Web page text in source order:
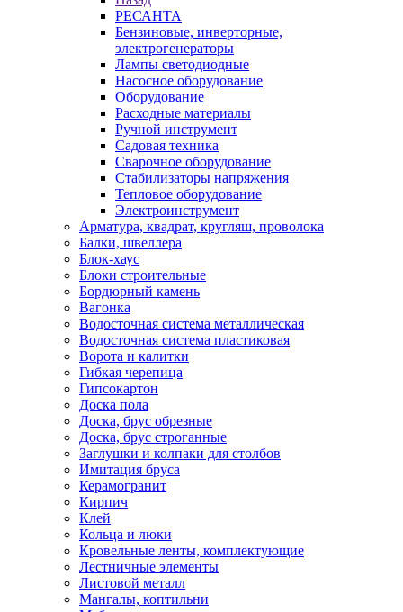
РЕСАНТА
Бензиновые, инверторные,
электрогенераторы
Лампы светодиодные
Насосное оборудование
Оборудование
Расходные материалы
Ручной инструмент
Садовая техника
Сварочное оборудование
Стабилизаторы напряжения
Тепловое оборудование
Электроинструмент
Арматура, квадрат, кругляш, проволока
Балки, швеллера
Блок-хаус
Блоки строительные
Бордюрный камень
Вагонка
Водосточная система металлическая
Водосточная система пластиковая
Ворота и калитки
Гибкая черепица
Гипсокартон
Доска пола
Доска, брус обрезные
Доска, брус строганные
Заглушки и колпаки для столбов
Имитация бруса
Керамогранит
Кирпич
Клей
Кольца и люки
Кровельные ленты, комплектующие
Лестничные элементы
Листовой металл
Мангалы, коптильни